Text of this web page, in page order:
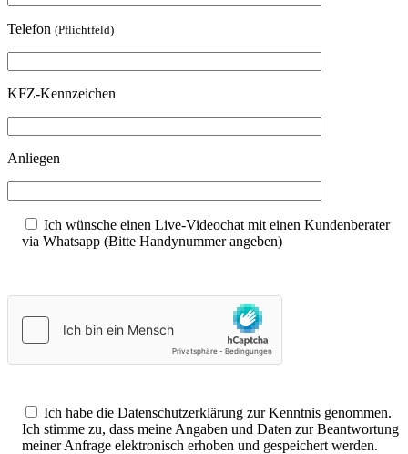
Telefon (Pflichtfeld)
KFZ-Kennzeichen
Anliegen
Ich wünsche einen Live-Videochat mit einen Kundenberater
via Whatsapp (Bitte Handynummer angeben)
Ich habe die Datenschutzerklärung zur Kenntnis genommen.
Ich stimme zu, dass meine Angaben und Daten zur Beantwortung
meiner Anfrage elektronisch erhoben und gespeichert werden.